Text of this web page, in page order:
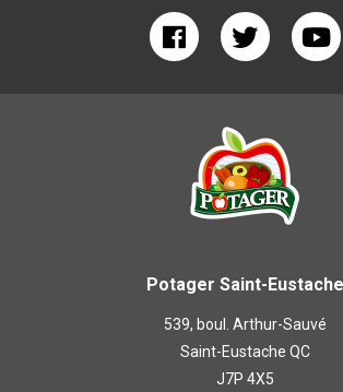
Potager Saint-Eustache
539, boul. Arthur-Sauvé
Saint-Eustache QC
J7P 4X5